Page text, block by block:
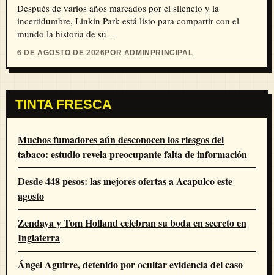
Después de varios años marcados por el silencio y la
incertidumbre, Linkin Park está listo para compartir con el
mundo la historia de su…
6 DE AGOSTO DE 2026POR ADMIN PRINCIPAL
TINTA FRESCA
Muchos fumadores aún desconocen los riesgos del
tabaco: estudio revela preocupante falta de información
Desde 448 pesos: las mejores ofertas a Acapulco este
agosto
Zendaya y Tom Holland celebran su boda en secreto en
Inglaterra
Ángel Aguirre, detenido por ocultar evidencia del caso